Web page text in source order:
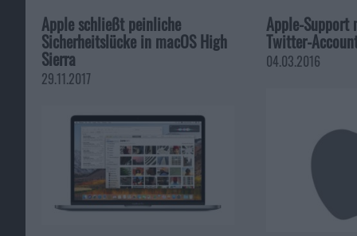
Apple schließt peinliche
Sicherheitslücke in macOS High
Sierra
29.11.2017
Apple-Support
Twitter-
04.03.2016